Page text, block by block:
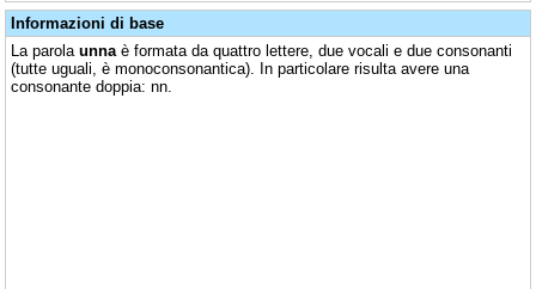
Informazioni di base
La parola unna è formata da quattro lettere, due vocali e due consonanti
(tutte uguali, è monoconsonantica). In particolare risulta avere una
consonante doppia: nn.